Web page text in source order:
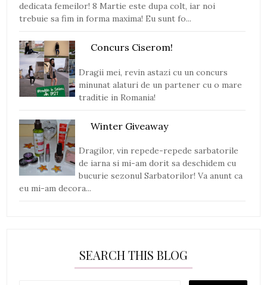
dedicata femeilor! 8 Martie este dupa colt, iar noi
trebuie sa fim in forma maxima! Eu sunt fo...
Concurs Ciserom!
Dragii mei, revin astazi cu un concurs
minunat alaturi de un partener cu o mare
traditie in Romania!
Winter Giveaway
Dragilor, vin repede-repede sarbatorile
de iarna si mi-am dorit sa deschidem cu
bucurie sezonul Sarbatorilor! Va anunt ca
eu mi-am decora...
SEARCH THIS BLOG